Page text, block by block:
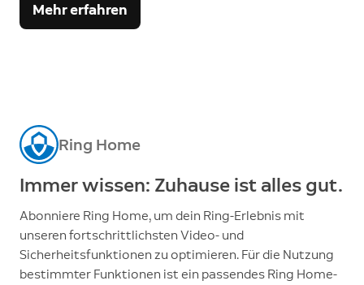
Mehr erfahren
Ring Home
Immer wissen: Zuhause ist alles gut.
Abonniere Ring Home, um dein Ring-Erlebnis mit
unseren fortschrittlichsten Video- und
Sicherheitsfunktionen zu optimieren. Für die Nutzung
bestimmter Funktionen ist ein passendes Ring Home-